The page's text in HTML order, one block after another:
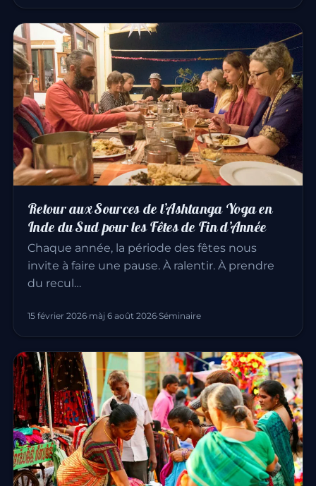
Retour aux Sources de l’Ashtanga Yoga en
Inde du Sud pour les Fêtes de Fin d’Année
Chaque année, la période des fêtes nous
invite à faire une pause. À ralentir. À prendre
du recul…
15 février 2026·màj 6 août 2026·Séminaire